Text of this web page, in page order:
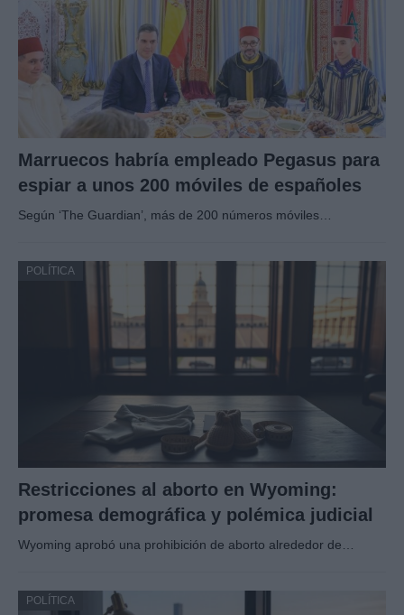
Marruecos habría empleado Pegasus para
espiar a unos 200 móviles de españoles
Según ‘The Guardian’, más de 200 números móviles…
POLÍTICA
Restricciones al aborto en Wyoming:
promesa demográfica y polémica judicial
Wyoming aprobó una prohibición de aborto alrededor de…
POLÍTICA